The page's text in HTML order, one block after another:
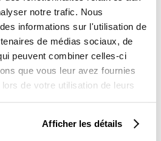
notre trafic. Nous
informations sur l'utilisation de
de médias sociaux, de
peuvent combiner celles-ci
que vous leur avez fournies
de votre utilisation de leurs
Afficher les détails
: 3 à 5 jours ouvrés
: 10 jours ouvrés
le monde 24-48h ouvrées
de votre commande
en profiter :